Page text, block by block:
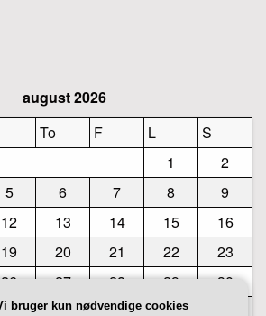
august 2026
To F L
S
1
2
5 6 7 8
9
12 13 14 15
16
19 20 21 22
23
26 27 28 29
30
bruger kun nødvendige cookies